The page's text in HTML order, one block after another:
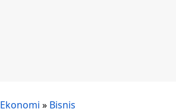
Ekonomi » Bisnis